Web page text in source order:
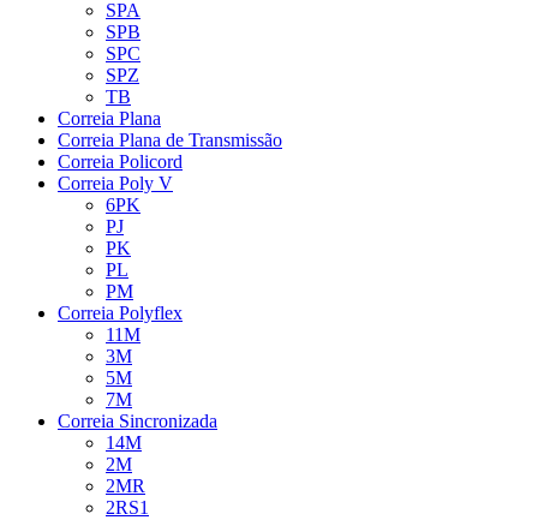
SPA
SPB
SPC
SPZ
TB
Correia Plana
Correia Plana de Transmissão
Correia Policord
Correia Poly V
6PK
PJ
PK
PL
PM
Correia Polyflex
11M
3M
5M
7M
Correia Sincronizada
14M
2M
2MR
2RS1